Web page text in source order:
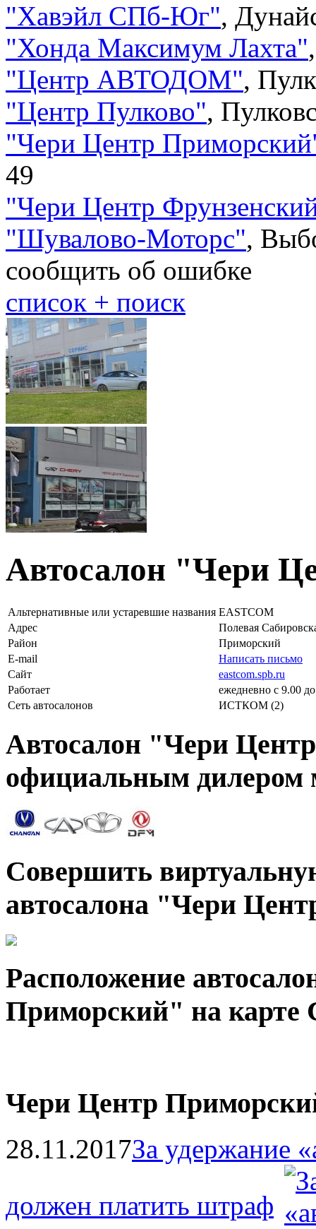
"Хавэйл СПб-Юг",
"Хонда Максимум Лахта"
"Центр АВТОДОМ",
"Центр Пулково",
"Чери Центр Приморский
49
"Чери Центр
"Шувалово-Моторс",
сообщить об ошибке
cписок + поиск
Автосалон "Чери
Альтернативные или устаревшие названия EASTCOM
Адрес
Полевая
Район
Приморский
E-mail
Написать письмо
Сайт
eastcom.spb.ru
Работает
ежедневно с 9.00
Сеть автосалонов
ИСТКОМ (2)
Автосалон "Чери
официальным дилером
Совершить
автосалона "Чери
Расположение
Приморский" на карте
Чери Центр
28.11.2017За удержание
должен платить штраф